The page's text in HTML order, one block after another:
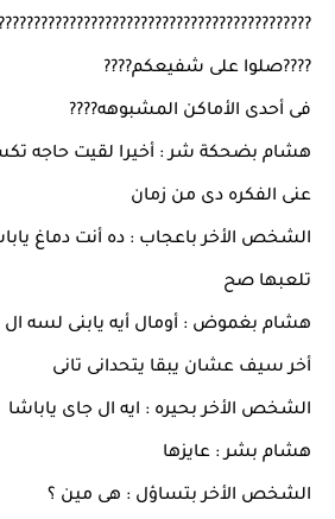
????صلوا على شفيعكم????
فى أحدى الأماكن المشبوهه????
هشام بضحكة شر : أخيرا لقيت حاجه
عنى الفكره دى من زمان
الشخص الأخر باعجاب : ده أنت دماغ
تلعبها صح
هشام بغموض : أومال أيه يابنى لسه ال
أخر سيف عشان يبقا يتحدانى تانى
الشخص الأخر بحيره : ايه ال جاى ياباشا
هشام بشر : عايزها
الشخص الأخر بتساؤل : هى مين ؟